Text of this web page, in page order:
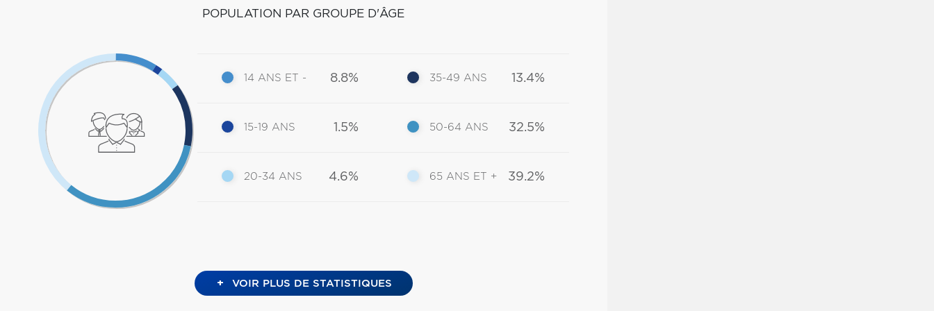
POPULATION PAR GROUPE D'ÂGE
14 ANS ET - 8.8%
15-19 ANS 1.5%
20-34 ANS 4.6%
35-49 ANS 13.4%
50-64 ANS 32.5%
65 ANS ET + 39.2%
+ VOIR PLUS DE STATISTIQUES